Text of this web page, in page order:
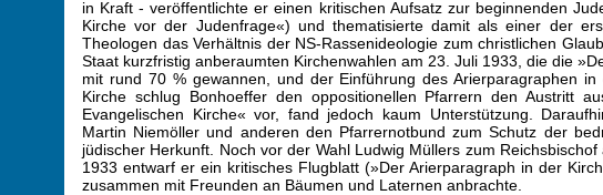
in Kraft - veröffentlichte er einen kritischen Aufsatz zur beginnenden
Kirche vor der Judenfrage«) und thematisierte damit als einer der
Theologen das Verhältnis der NS-Rassenideologie zum christlichen
Staat kurzfristig anberaumten Kirchenwahlen am 23. Juli 1933, die die
mit rund 70 % gewannen, und der Einführung des Arierparagraphen in
Kirche schlug Bonhoeffer den oppositionellen Pfarrern den Austritt
Evangelischen Kirche« vor, fand jedoch kaum Unterstützung.
Martin Niemöller und anderen den Pfarrernotbund zum Schutz der
jüdischer Herkunft. Noch vor der Wahl Ludwig Müllers zum
1933 entwarf er ein kritisches Flugblatt (»Der Arierparagraph in der
zusammen mit Freunden an Bäumen und Laternen anbrachte.